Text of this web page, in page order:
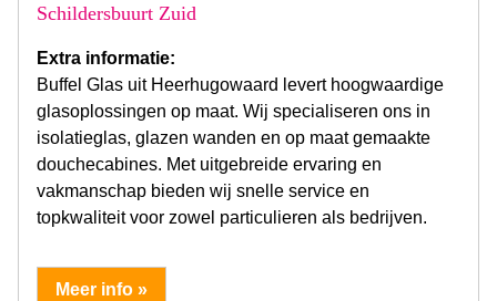
Schildersbuurt Zuid
Extra informatie:
Buffel Glas uit Heerhugowaard levert hoogwaardige
glasoplossingen op maat. Wij specialiseren ons in
isolatieglas, glazen wanden en op maat gemaakte
douchecabines. Met uitgebreide ervaring en
vakmanschap bieden wij snelle service en
topkwaliteit voor zowel particulieren als bedrijven.
Meer info »